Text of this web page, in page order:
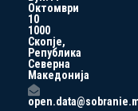
Октомври
10
1000
Скопје,
Република
Северна
Македонија